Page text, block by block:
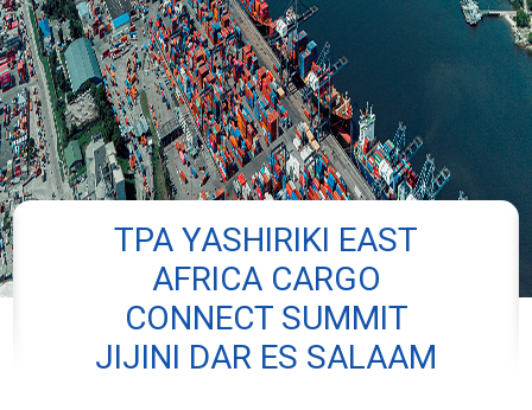
TPA YASHIRIKI EAST
AFRICA CARGO
CONNECT SUMMIT
JIJINI DAR ES SALAAM